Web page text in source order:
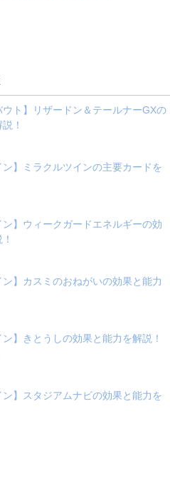
ウト】リザードン＆テールナーGXの
！
ン】ミラクルツインの主要カードを
ン】ウィークガードエネルギーの効
ン】カスミのおねがいの効果と能力
ン】きとうしの効果と能力を解説！
ン】スタジアムナビの効果と能力を